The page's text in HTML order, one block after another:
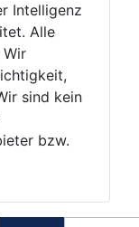
Intelligenz
Alle
Wir
sind kein
bzw.